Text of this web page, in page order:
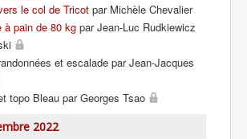
le col de Tricot par Michèle Chevalier
à pain de 80 kg par Jean-Luc Rudkiewicz
et escalade par Jean-Jacques
topo Bleau par Georges Tsao
2022